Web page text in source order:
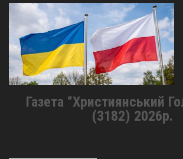
Газета “Християнський
(3182) 2026р.